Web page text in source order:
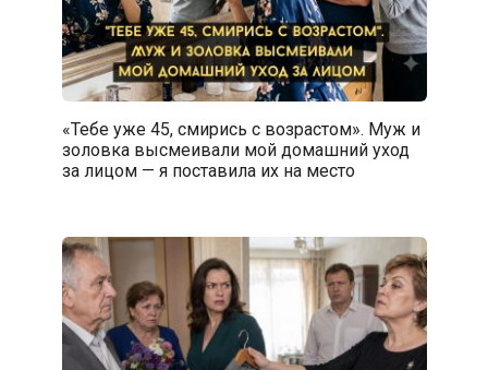
«Тебе уже 45, смирись с возрастом». Муж и
золовка высмеивали мой домашний уход
за лицом — я поставила их на место